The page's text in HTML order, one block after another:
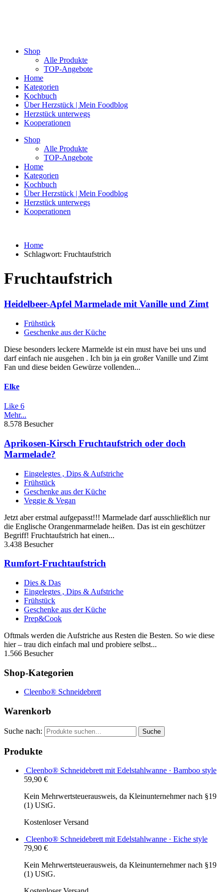
Shop
Alle Produkte
TOP-Angebote
Home
Kategorien
Kochbuch
Über Herzstück | Mein Foodblog
Herzstück unterwegs
Kooperationen
Shop
Alle Produkte
TOP-Angebote
Home
Kategorien
Kochbuch
Über Herzstück | Mein Foodblog
Herzstück unterwegs
Kooperationen
Home
Schlagwort: Fruchtaufstrich
Fruchtaufstrich
Heidelbeer-Apfel Marmelade mit Vanille und Zimt
Frühstück
Geschenke aus der Küche
Diese besonders leckere Marmelde ist ein must have bei uns und
darf einfach nie ausgehen . Ich bin ja ein großer Vanille und Zimt
Fan und diese beiden Gewürze vollenden...
Elke
Like 6
Mehr...
8.578 Besucher
Aprikosen-Kirsch Fruchtaufstrich oder doch
Marmelade?
Eingelegtes , Dips & Aufstriche
Frühstück
Geschenke aus der Küche
Veggie & Vegan
Jetzt aber erstmal aufgepasst!!! Marmelade darf ausschließlich nur
die Englische Orangenmarmelade heißen. Das ist ein geschützer
Begriff! Fruchtaufstrich hat einen...
3.438 Besucher
Rumfort-Fruchtaufstrich
Dies & Das
Eingelegtes , Dips & Aufstriche
Frühstück
Geschenke aus der Küche
Prep&Cook
Oftmals werden die Aufstriche aus Resten die Besten. So wie diese
hier – trau dich einfach mal und probiere selbst...
1.566 Besucher
Shop-Kategorien
Cleenbo® Schneidebrett
Warenkorb
Suche nach: Suche
Produkte
Cleenbo® Schneidebrett mit Edelstahlwanne · Bamboo style
59,90 €
Kein Mehrwertsteuerausweis, da Kleinunternehmer nach §19
(1) UStG.
Kostenloser Versand
Cleenbo® Schneidebrett mit Edelstahlwanne · Eiche style
79,90 €
Kein Mehrwertsteuerausweis, da Kleinunternehmer nach §19
(1) UStG.